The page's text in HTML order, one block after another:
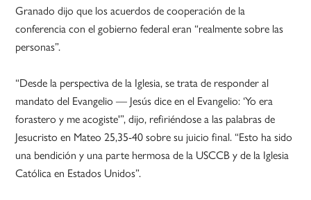
Granado dijo que los acuerdos de cooperación de la
conferencia con el gobierno federal eran “realmente sobre las
personas”.
“Desde la perspectiva de la Iglesia, se trata de responder al
mandato del Evangelio — Jesús dice en el Evangelio: ‘Yo era
forastero y me acogiste'”, dijo, refiriéndose a las palabras de
Jesucristo en Mateo 25,35-40 sobre su juicio final. “Esto ha sido
una bendición y una parte hermosa de la USCCB y de la Iglesia
Católica en Estados Unidos”.